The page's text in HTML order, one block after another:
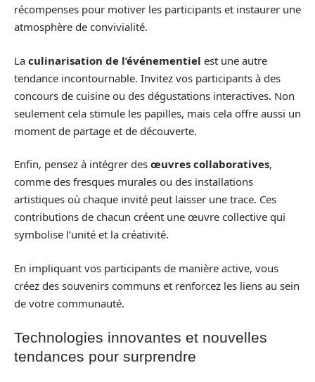
récompenses pour motiver les participants et instaurer une
atmosphère de convivialité.
La culinarisation de l’événementiel est une autre
tendance incontournable. Invitez vos participants à des
concours de cuisine ou des dégustations interactives. Non
seulement cela stimule les papilles, mais cela offre aussi un
moment de partage et de découverte.
Enfin, pensez à intégrer des œuvres collaboratives,
comme des fresques murales ou des installations
artistiques où chaque invité peut laisser une trace. Ces
contributions de chacun créent une œuvre collective qui
symbolise l’unité et la créativité.
En impliquant vos participants de manière active, vous
créez des souvenirs communs et renforcez les liens au sein
de votre communauté.
Technologies innovantes et nouvelles
tendances pour surprendre